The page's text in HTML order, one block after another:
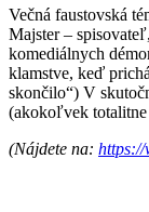
Večná faustovská
Majster –
komediálnych
klamstve, keď
skončilo“) V
(akokoľvek totalitne
(Nájdete na: